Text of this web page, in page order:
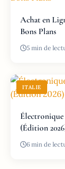
Achat en
Bons Plans
5 min de
ITALIE
(Édition
6 min de